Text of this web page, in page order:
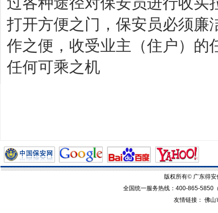
打开方便之门，保安员必须廉
作之便，收受业主（住户）的
任何可乘之机
版权所有© 广东得
全国统一服务热线： 400-865-5850
友情链接： 佛山